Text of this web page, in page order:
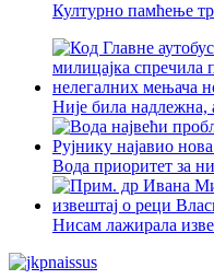
Културно памћење
Није била надлежна,
Вода приоритет за
Нисам лажирала